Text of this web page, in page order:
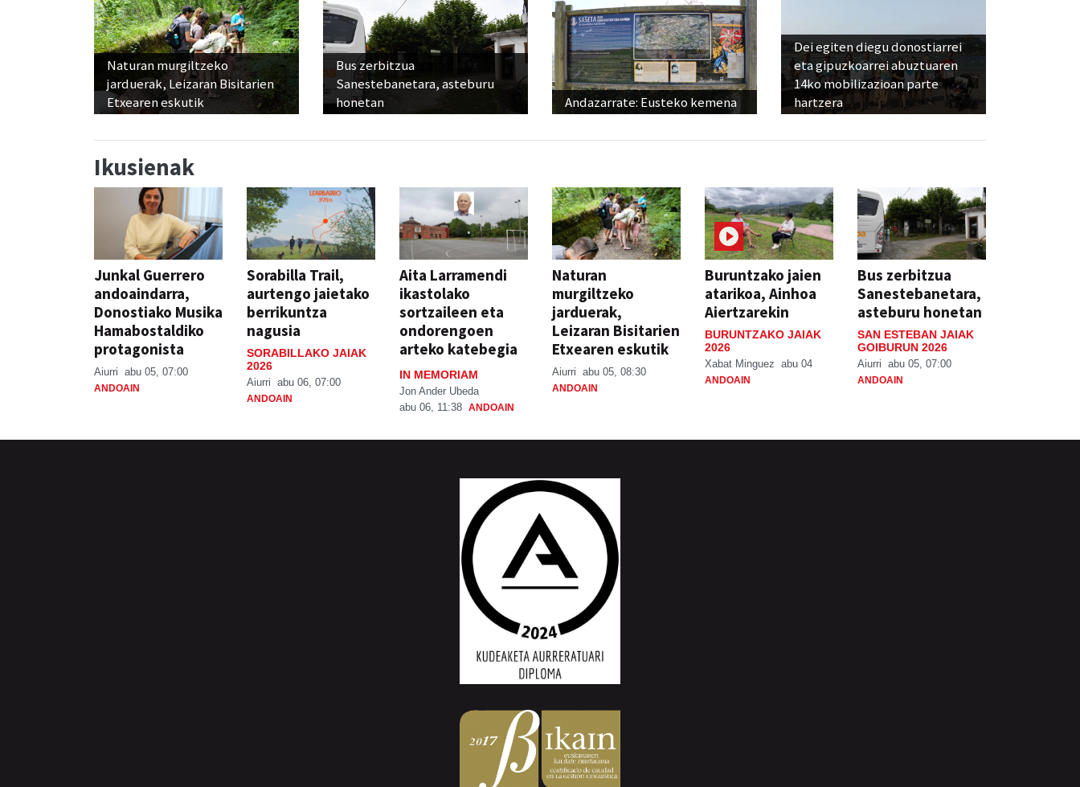
Naturan murgiltzeko
jarduerak, Leizaran Bisitarien
Etxearen eskutik
Bus zerbitzua
Sanestebanetara, asteburu
honetan
Andazarrate: Eusteko kemena
Dei egiten diegu donostiarrei
eta gipuzkoarrei abuztuaren
14ko mobilizazioan parte
hartzera
Ikusienak
Junkal Guerrero
andoaindarra,
Donostiako Musika
Hamabostaldiko
protagonista
Aiurri abu 05, 07:00
ANDOAIN
Sorabilla Trail,
aurtengo jaietako
berrikuntza
nagusia
SORABILLAKO JAIAK
2026
Aiurri abu 06, 07:00
ANDOAIN
Aita Larramendi
ikastolako
sortzaileen eta
ondorengoen
arteko katebegia
IN MEMORIAM
Jon Ander Ubeda
abu 06, 11:38 ANDOAIN
Naturan
murgiltzeko
jarduerak,
Leizaran Bisitarien
Etxearen eskutik
Aiurri abu 05, 08:30
ANDOAIN
Buruntzako jaien
atarikoa, Ainhoa
Aiertzarekin
BURUNTZAKO JAIAK
2026
Xabat Minguez abu 04
ANDOAIN
Bus zerbitzua
Sanestebanetara,
asteburu honetan
SAN ESTEBAN JAIAK
GOIBURUN 2026
Aiurri abu 05, 07:00
ANDOAIN